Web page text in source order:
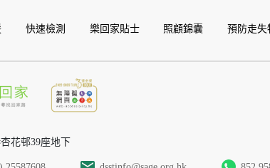
快速檢測 樂回家貼士 照顧錦囊 預防走失
花邨39座地下